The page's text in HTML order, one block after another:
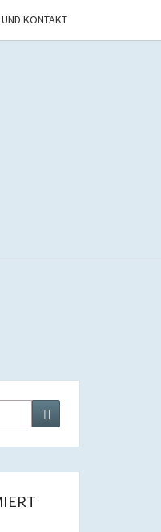
KONTAKT
Suchen